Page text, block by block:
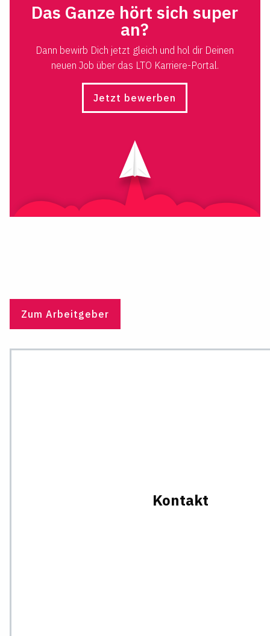
Zum Arbeitgeber
Kontakt
Das Ganze hört sich super
an?
Dann bewirb Dich jetzt gleich und hol dir Deinen
neuen Job über das LTO Karriere-Portal.
Jetzt bewerben